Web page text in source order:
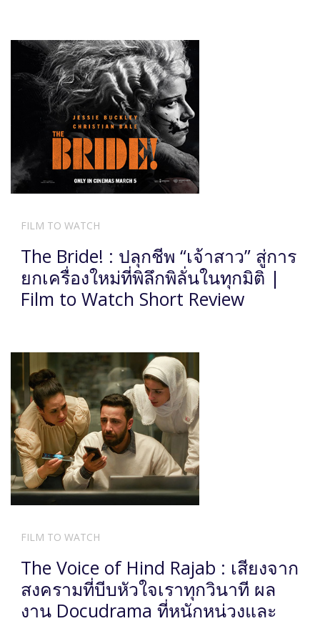
FILM TO WATCH
The Bride! : ปลุกชีพ “เจ้าสาว” สู่การ
ยกเครื่องใหม่ที่พิลึกพิลั่นในทุกมิติ |
Film to Watch Short Review
FILM TO WATCH
The Voice of Hind Rajab : เสียงจาก
สงครามที่บีบหัวใจเราทุกวินาที ผล
งาน Docudrama ที่หนักหน่วงและ